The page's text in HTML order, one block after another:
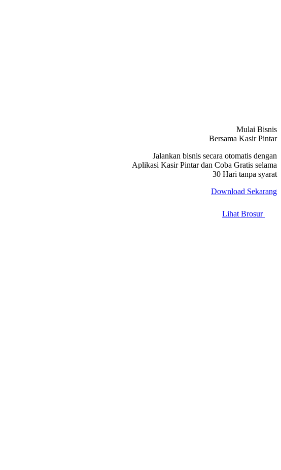
Mulai Bisnis
Bersama Kasir Pintar
Jalankan bisnis secara otomatis dengan
Aplikasi Kasir Pintar dan Coba Gratis selama
30 Hari tanpa syarat
Download Sekarang
Lihat Brosur